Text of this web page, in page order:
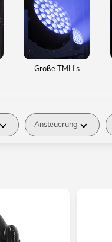
Große TMH's
Ansteuerung